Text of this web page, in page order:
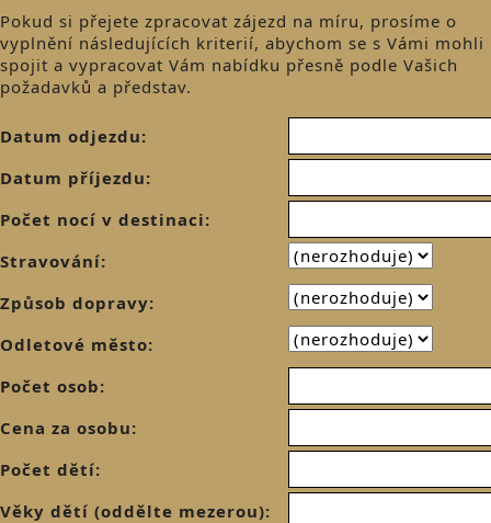
Pokud si přejete zpracovat zájezd na míru, prosíme o
vyplnění následujících kriterií, abychom se s Vámi mohli
spojit a vypracovat Vám nabídku přesně podle Vašich
požadavků a představ.
Datum odjezdu:
Datum příjezdu:
Počet nocí v destinaci:
Stravování:
Způsob dopravy:
Odletové město:
Počet osob:
Cena za osobu:
Počet dětí:
Věky dětí (oddělte mezerou):